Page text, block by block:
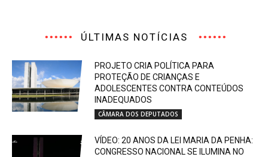
ÚLTIMAS NOTÍCIAS
PROJETO CRIA POLÍTICA PARA
PROTEÇÃO DE CRIANÇAS E
ADOLESCENTES CONTRA CONTEÚDOS
INADEQUADOS
CÂMARA DOS DEPUTADOS
VÍDEO: 20 ANOS DA LEI MARIA DA PENHA:
CONGRESSO NACIONAL SE ILUMINA NO